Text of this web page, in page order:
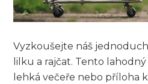
Vyzkoušejte‍ náš
lilku a rajčat. Tento
lehká večeře ⁢nebo příloha